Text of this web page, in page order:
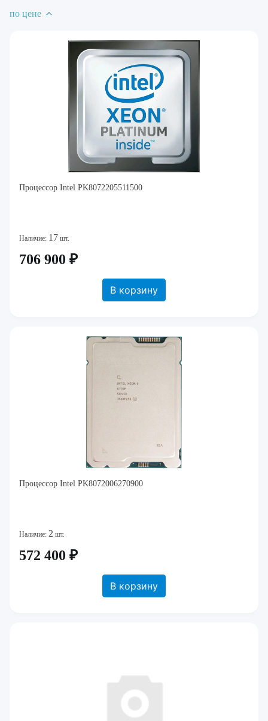
по цене
Процессор Intel PK8072205511500
Наличие: 17 шт.
706 900 ₽
В корзину
Процессор Intel PK8072006270900
Наличие: 2 шт.
572 400 ₽
В корзину